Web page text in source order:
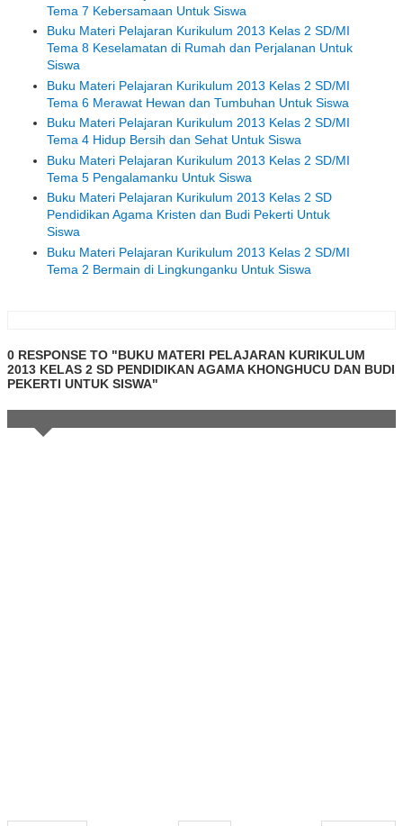
Tema 7 Kebersamaan Untuk Siswa
Buku Materi Pelajaran Kurikulum 2013 Kelas 2 SD/MI
Tema 8 Keselamatan di Rumah dan Perjalanan Untuk
Siswa
Buku Materi Pelajaran Kurikulum 2013 Kelas 2 SD/MI
Tema 6 Merawat Hewan dan Tumbuhan Untuk Siswa
Buku Materi Pelajaran Kurikulum 2013 Kelas 2 SD/MI
Tema 4 Hidup Bersih dan Sehat Untuk Siswa
Buku Materi Pelajaran Kurikulum 2013 Kelas 2 SD/MI
Tema 5 Pengalamanku Untuk Siswa
Buku Materi Pelajaran Kurikulum 2013 Kelas 2 SD
Pendidikan Agama Kristen dan Budi Pekerti Untuk
Siswa
Buku Materi Pelajaran Kurikulum 2013 Kelas 2 SD/MI
Tema 2 Bermain di Lingkunganku Untuk Siswa
0 RESPONSE TO "BUKU MATERI PELAJARAN KURIKULUM
2013 KELAS 2 SD PENDIDIKAN AGAMA KHONGHUCU DAN BUDI
PEKERTI UNTUK SISWA"